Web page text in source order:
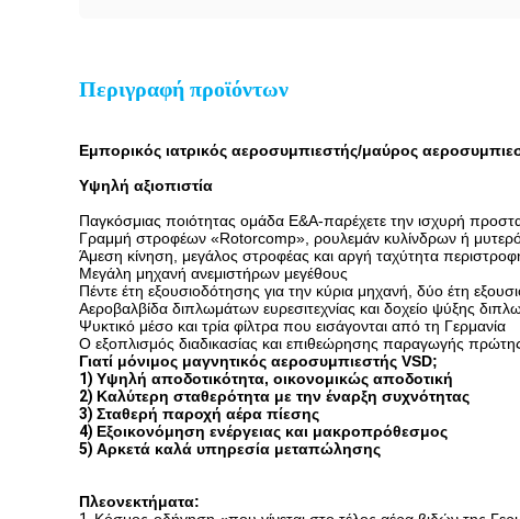
Περιγραφή προϊόντων
Εμπορικός ιατρικός αεροσυμπιεστής/μαύρος
Υψηλή αξιοπιστία
Παγκόσμιας ποιότητας ομάδα Ε&Α-παρέχετε την ισχυρή
Γραμμή στροφέων «Rotorcomp», ρουλεμάν κυλίνδρων ή
Άμεση κίνηση, μεγάλος στροφέας και αργή ταχύτητα
Μεγάλη μηχανή ανεμιστήρων μεγέθους
Πέντε έτη εξουσιοδότησης για την κύρια μηχανή, δύο έτη
Αεροβαλβίδα διπλωμάτων ευρεσιτεχνίας και δοχείο ψύξης
Ψυκτικό μέσο και τρία φίλτρα που εισάγονται από τη Γερμανία
Ο εξοπλισμός διαδικασίας και επιθεώρησης παραγωγής
Γιατί μόνιμος μαγνητικός αεροσυμπιεστής VSD;
1) Υψηλή αποδοτικότητα, οικονομικώς αποδοτική
2) Καλύτερη σταθερότητα με την έναρξη συχνότητας
3) Σταθερή παροχή αέρα πίεσης
4) Εξοικονόμηση ενέργειας και μακροπρόθεσμος
5) Αρκετά καλά υπηρεσία μεταπώλησης
Πλεονεκτήματα: